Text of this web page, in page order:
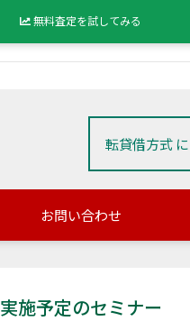
無料査定を試してみる
お問い合わせ
転貸借方式
実施予定のセミナー